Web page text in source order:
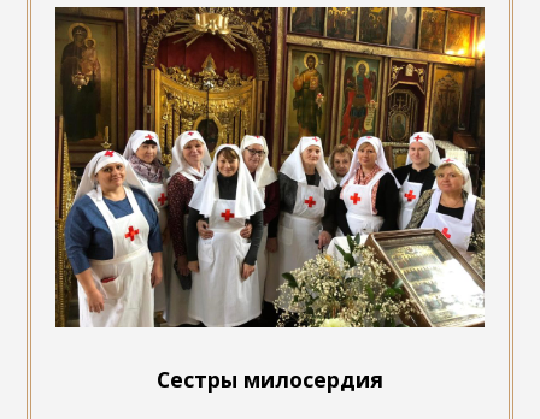
Сестры милосердия